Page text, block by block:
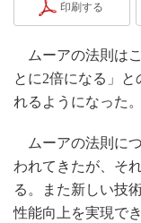
印刷する
ムーアの法則は
とに2倍になる」
れるようになった
ムーアの法則に
われてきたが、そ
る。また新しい技
性能向上を実現で